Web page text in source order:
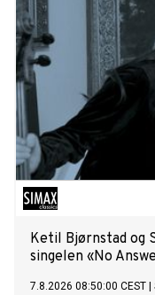
Ketil Bjørnstad og
singelen «No
7.8.2026 08:50:00 CEST